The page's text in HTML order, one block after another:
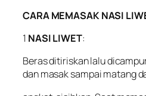
CARA MEMASAK NASI
1 NASI LIWET:
Beras ditiriskan lalu
dan masak sampai matang